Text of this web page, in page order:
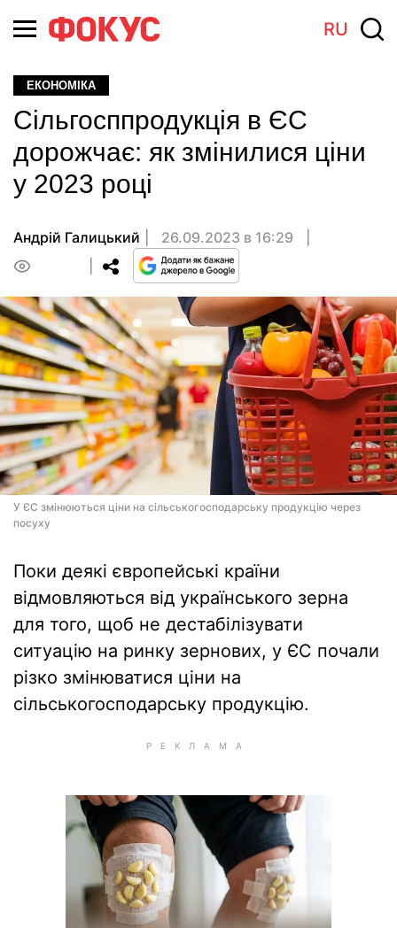
RU
ЕКОНОМІКА
Сільгосппродукція в ЄС
дорожчає: як змінилися ціни
у 2023 році
Андрiй Галицький
26.09.2023 в 16:29
У ЄС змінюються ціни на сільськогосподарську продукцію через
посуху
Поки деякі європейські країни
відмовляються від українського зерна
для того, щоб не дестабілізувати
ситуацію на ринку зернових, у ЄС почали
різко змінюватися ціни на
сільськогосподарську продукцію.